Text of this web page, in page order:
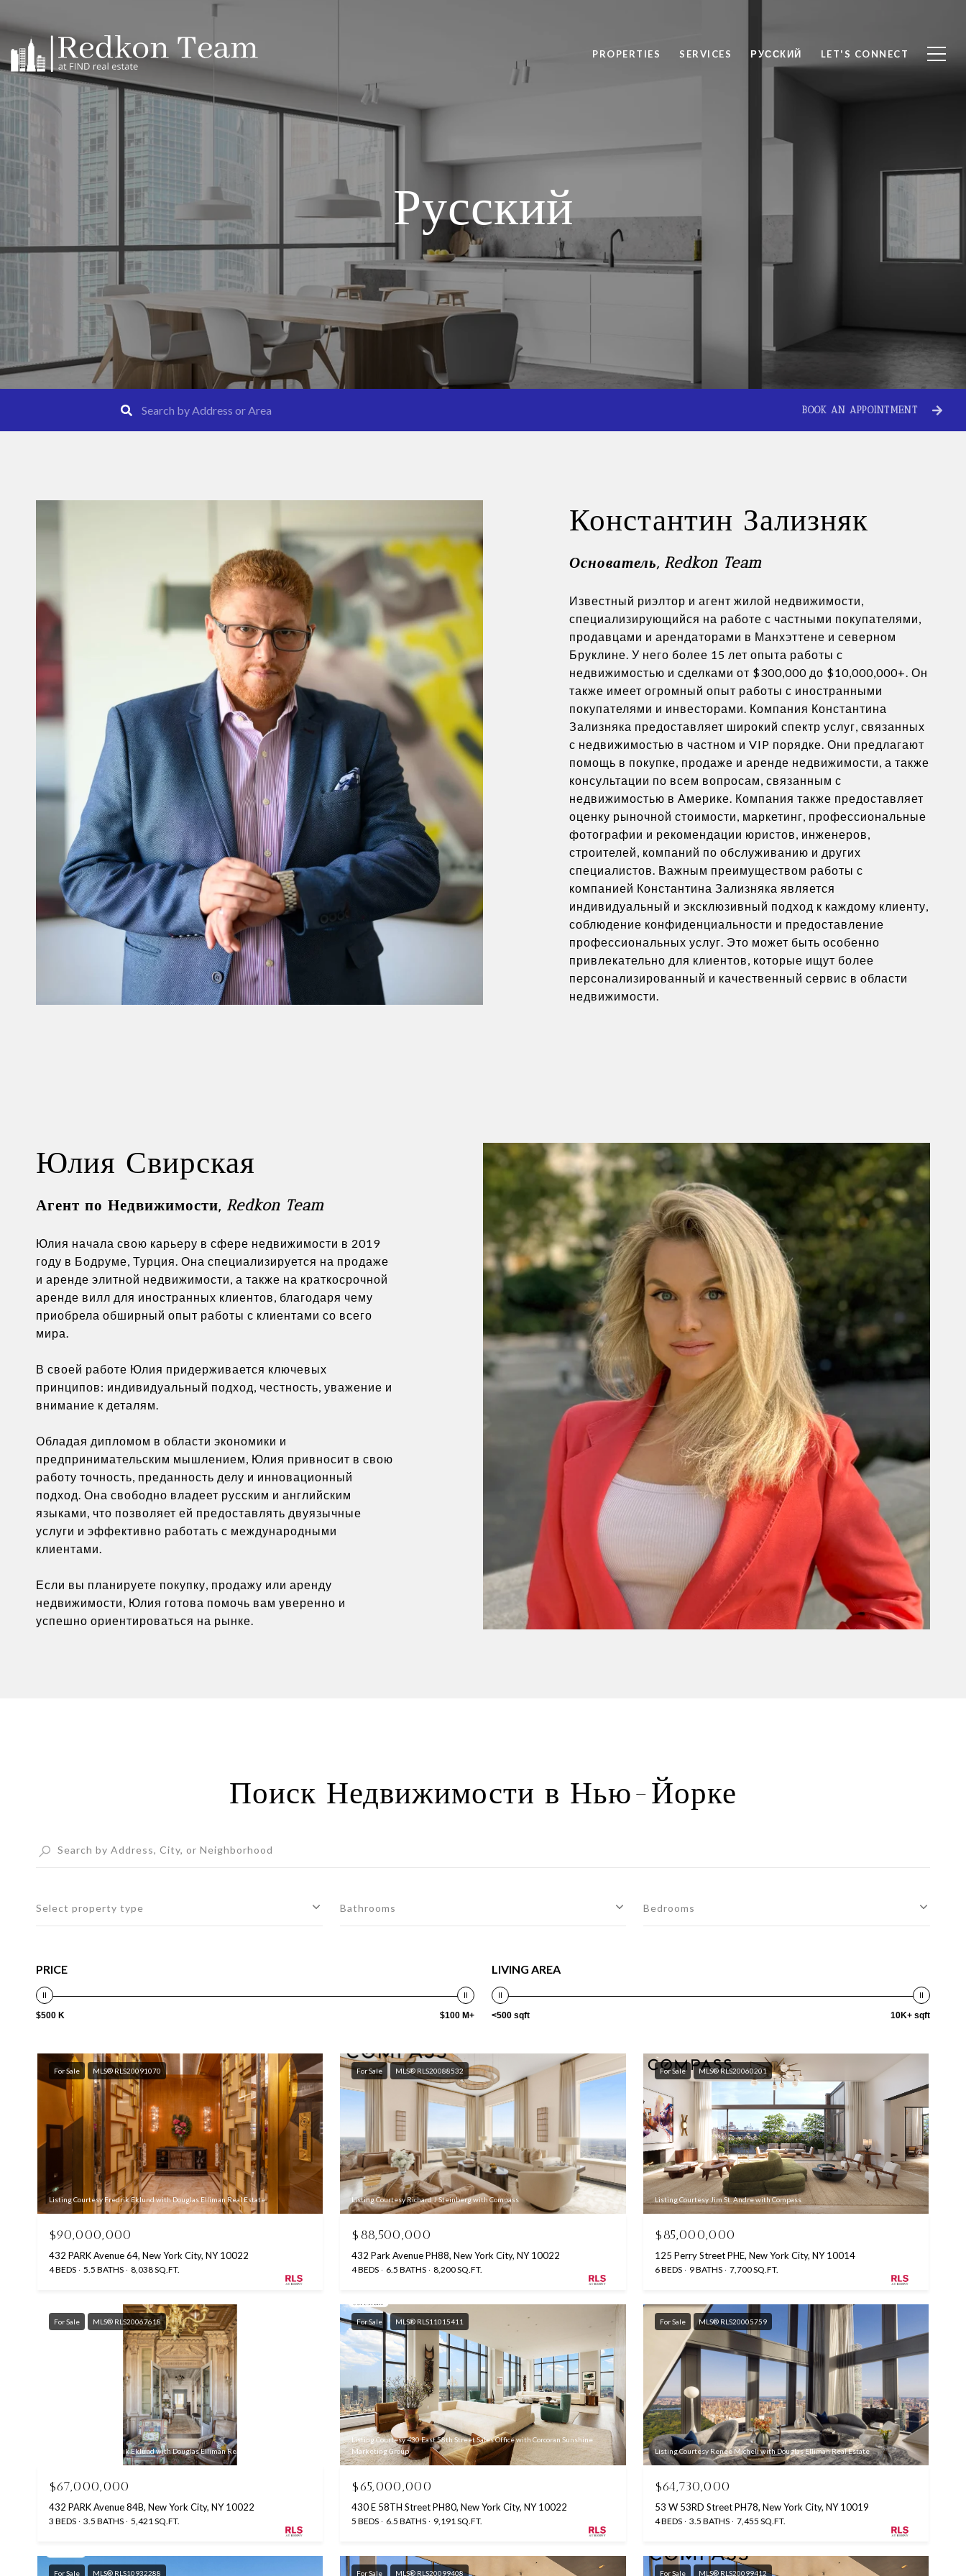
PROPERTIES SERVICES РУССКИЙ LET'S CONNECT
Русский
BOOK AN APPOINTMENT
Константин Зализняк
Основатель, Redkon Team
Известный риэлтор и агент жилой недвижимости,
специализирующийся на работе с частными покупателями,
продавцами и арендаторами в Манхэттене и северном
Бруклине. У него более 15 лет опыта работы с
недвижимостью и сделками от $300,000 до $10,000,000+. Он
также имеет огромный опыт работы с иностранными
покупателями и инвесторами. Компания Константина
Зализняка предоставляет широкий спектр услуг, связанных
с недвижимостью в частном и VIP порядке. Они предлагают
помощь в покупке, продаже и аренде недвижимости, а также
консультации по всем вопросам, связанным с
недвижимостью в Америке. Компания также предоставляет
оценку рыночной стоимости, маркетинг, профессиональные
фотографии и рекомендации юристов, инженеров,
строителей, компаний по обслуживанию и других
специалистов. Важным преимуществом работы с
компанией Константина Зализняка является
индивидуальный и эксклюзивный подход к каждому клиенту,
соблюдение конфиденциальности и предоставление
профессиональных услуг. Это может быть особенно
привлекательно для клиентов, которые ищут более
персонализированный и качественный сервис в области
недвижимости.
Юлия Свирская
Агент по Недвижимости, Redkon Team
Юлия начала свою карьеру в сфере недвижимости в 2019
году в Бодруме, Турция. Она специализируется на продаже
и аренде элитной недвижимости, а также на краткосрочной
аренде вилл для иностранных клиентов, благодаря чему
приобрела обширный опыт работы с клиентами со всего
мира.
В своей работе Юлия придерживается ключевых
принципов: индивидуальный подход, честность, уважение и
внимание к деталям.
Обладая дипломом в области экономики и
предпринимательским мышлением, Юлия привносит в свою
работу точность, преданность делу и инновационный
подход. Она свободно владеет русским и английским
языками, что позволяет ей предоставлять двуязычные
услуги и эффективно работать с международными
клиентами.
Если вы планируете покупку, продажу или аренду
недвижимости, Юлия готова помочь вам уверенно и
успешно ориентироваться на рынке.
Поиск Недвижимости в Нью-Йорке
Select property type Bathrooms Bedrooms
PRICE
$500 K $100 M+
LIVING AREA
<500 sqft 10K+ sqft
For Sale MLS® RLS20091070
Listing Courtesy Fredrik Eklund with Douglas Elliman Real Estate
$90,000,000
432 PARK Avenue 64, New York City, NY 10022
4 BEDS 5.5 BATHS 8,038 SQ.FT.
For Sale MLS® RLS20088532
Listing Courtesy Richard J Steinberg with Compass
$88,500,000
432 Park Avenue PH88, New York City, NY 10022
4 BEDS 6.5 BATHS 8,200 SQ.FT.
For Sale MLS® RLS20060201
Listing Courtesy Jim St. Andre with Compass
$85,000,000
125 Perry Street PHE, New York City, NY 10014
6 BEDS 9 BATHS 7,700 SQ.FT.
For Sale MLS® RLS20067618
Listing Courtesy Fredrik Eklund with Douglas Elliman Real Estate
$67,000,000
432 PARK Avenue 84B, New York City, NY 10022
3 BEDS 3.5 BATHS 5,421 SQ.FT.
For Sale MLS® RLS11015411
Listing Courtesy 430 East 58th Street Sales Office with Corcoran Sunshine
Marketing Group
$65,000,000
430 E 58TH Street PH80, New York City, NY 10022
5 BEDS 6.5 BATHS 9,191 SQ.FT.
For Sale MLS® RLS20005759
Listing Courtesy Renee Micheli with Douglas Elliman Real Estate
$64,730,000
53 W 53RD Street PH78, New York City, NY 10019
4 BEDS 3.5 BATHS 7,455 SQ.FT.
For Sale MLS® RLS10932288 For Sale MLS® RLS20099408 For Sale MLS® RLS20099412